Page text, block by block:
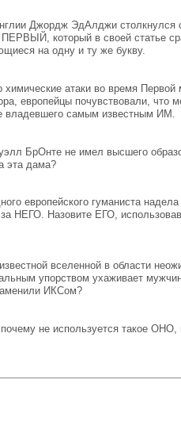
Джордж ЭдАлджи столкнулся
ПЕРВЫЙ, который в своей статье
на одну и ту же букву.
химические атаки во время
европейцы почувствовали, что
самым известным ИМ.
БрОнте не имел высшего
эта дама?
европейского гуманиста
НЕГО. Назовите ЕГО,
вселенной в области
упорством ухаживает
ИКСом?
не используется такое